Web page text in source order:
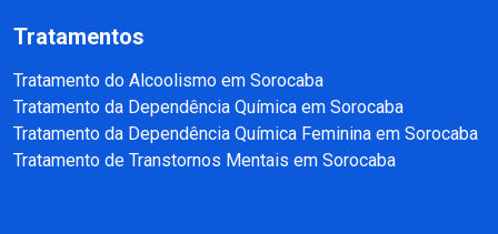
Tratamentos
Tratamento do Alcoolismo em Sorocaba
Tratamento da Dependência Química em Sorocaba
Tratamento da Dependência Química Feminina em Sorocaba
Tratamento de Transtornos Mentais em Sorocaba